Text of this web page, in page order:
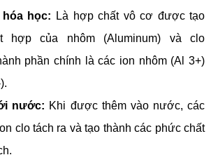
học: Là hợp chất vô cơ được tạo
hợp của nhôm (Aluminum) và clo
phần chính là các ion nhôm (Al 3+)
nước: Khi được thêm vào nước, các
clo tách ra và tạo thành các phức chất